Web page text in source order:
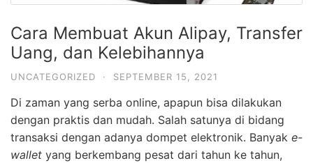
Cara Membuat Akun Alipay, Transfer
Uang, dan Kelebihannya
UNCATEGORIZED · SEPTEMBER 15, 2021
Di zaman yang serba online, apapun bisa dilakukan
dengan praktis dan mudah. Salah satunya di bidang
transaksi dengan adanya dompet elektronik. Banyak e-
wallet yang berkembang pesat dari tahun ke tahun,